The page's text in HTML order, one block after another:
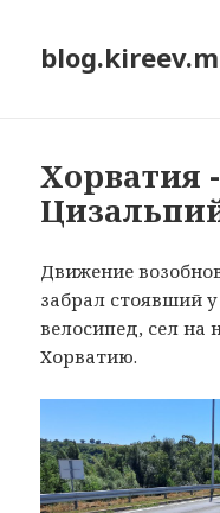
Хорватия
Движение
забрал стоявший
велосипед, сел на
Хорватию.